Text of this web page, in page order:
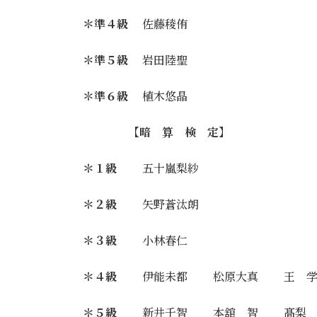
＊準４級 佐藤稜侑
＊準５級 岩田陸聖
＊準６級 植木悠晶
【暗 算 検 定】
＊１級 五十嵐梨紗
＊２級 矢野蒼汰朗
＊３級 小林春仁
＊４級 伊能未都 松原大真 王 学
＊５級 新井千智 本舘 智 髙梨